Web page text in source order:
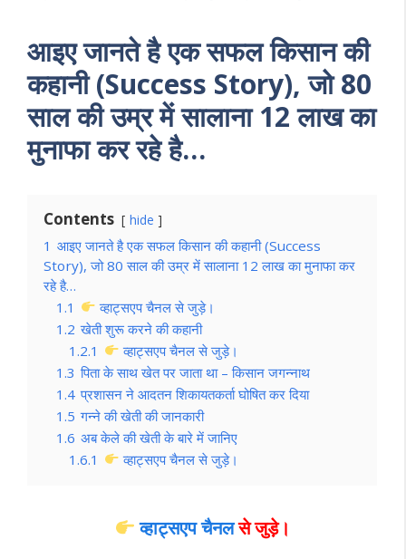
आइए जानते है एक सफल किसान की
कहानी (Success Story), जो 80
साल की उम्र में सालाना 12 लाख का
मुनाफा कर रहे है…
Contents hide
1 आइए जानते है एक सफल किसान की कहानी (Success
Story), जो 80 साल की उम्र में सालाना 12 लाख का मुनाफा कर
रहे है…
1.1
व्हाट्सएप चैनल से जुड़े।
1.2 खेती शुरू करने की कहानी
1.2.1
व्हाट्सएप चैनल से जुड़े।
1.3 पिता के साथ खेत पर जाता था – किसान जगन्नाथ
1.4 प्रशासन ने आदतन शिकायतकर्ता घोषित कर दिया
1.5 गन्ने की खेती की जानकारी
1.6 अब केले की खेती के बारे में जानिए
1.6.1
व्हाट्सएप चैनल से जुड़े।
व्हाट्सएप चैनलसे जुड़े।